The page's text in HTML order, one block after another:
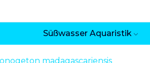
Süßwasser Aquaristik
madagascariensis